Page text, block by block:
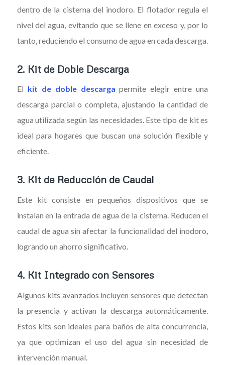
dentro de la cisterna del inodoro. El flotador regula el
nivel del agua, evitando que se llene en exceso y, por lo
tanto, reduciendo el consumo de agua en cada descarga.
2. Kit de Doble Descarga
El kit de doble descarga permite elegir entre una
descarga parcial o completa, ajustando la cantidad de
agua utilizada según las necesidades. Este tipo de kit es
ideal para hogares que buscan una solución flexible y
eficiente.
3. Kit de Reducción de Caudal
Este kit consiste en pequeños dispositivos que se
instalan en la entrada de agua de la cisterna. Reducen el
caudal de agua sin afectar la funcionalidad del inodoro,
logrando un ahorro significativo.
4. Kit Integrado con Sensores
Algunos kits avanzados incluyen sensores que detectan
la presencia y activan la descarga automáticamente.
Estos kits son ideales para baños de alta concurrencia,
ya que optimizan el uso del agua sin necesidad de
intervención manual.